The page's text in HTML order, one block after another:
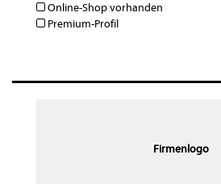
Online-Shop vorhanden
Premium-Profil
Firmenlogo